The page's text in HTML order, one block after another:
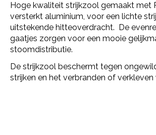
Hoge kwaliteit strijkzool gemaakt met
versterkt aluminium, voor een lichte
uitstekende hitteoverdracht. De
gaatjes zorgen voor een mooie
stoomdistributie.
De strijkzool beschermt tegen
strijken en het verbranden of verkleven